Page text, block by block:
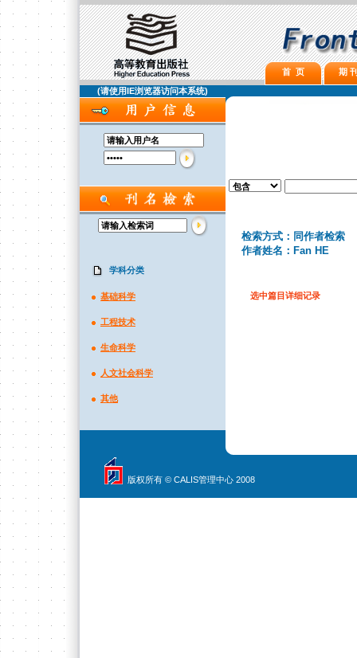
首 页 期
(请使用IE浏览器访问本系统)
学科分类
基础科学
工程技术
生命科学
人文社会科学
其他
检索方式：同作者检索
作者姓名：Fan HE
选中篇目详细记录
版权所有 © CALIS管理中心 2008